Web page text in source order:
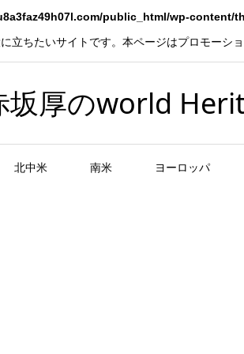
public_html/wp-content/
ちたいサイトです。本ページはプロモーショ
坂厚のworld
北中米 南米 ヨーロッパ